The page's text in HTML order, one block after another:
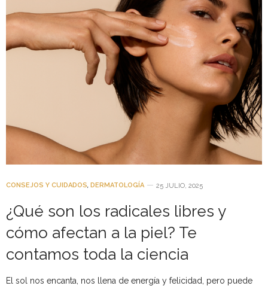
CONSEJOS Y CUIDADOS, DERMATOLOGÍA 25 JULIO, 2025
¿Qué son los radicales libres y
cómo afectan a la piel? Te
contamos toda la ciencia
El sol nos encanta, nos llena de energía y felicidad, pero puede